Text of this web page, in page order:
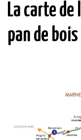
La carte
pan de bois